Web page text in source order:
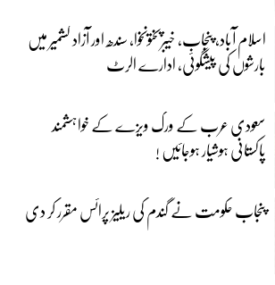
اسلام آباد، پنجاب، خیبرپختونخوا، سندھ اور آزاد کشمیر میں
بارشوں کی پیشگوئی، ادارے الرٹ
سعودی عرب کے ورک ویزے کے خواہشمند
پاکستانی ہوشیار ہوجائیں !
پنجاب حکومت نے گندم کی ریلیز پرائس مقرر کر دی‎